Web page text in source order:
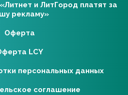
и ЛитГород платят за
рекламу»
Оферта
LCY
персональных данных
соглашение